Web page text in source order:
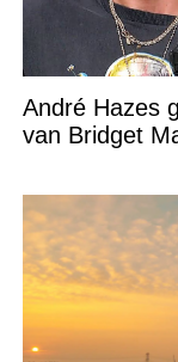
André Hazes
van Bridget